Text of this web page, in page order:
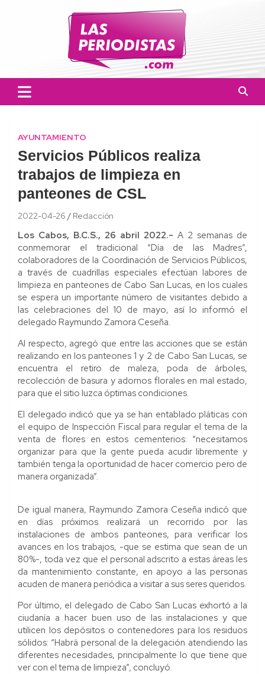
Las Periodistas
informado a la población.
AYUNTAMIENTO
Servicios Públicos realiza
trabajos de limpieza en
panteones de CSL
2022-04-26 Redacción
Los Cabos, B.C.S., 26 abril 2022.- A 2 semanas de
conmemorar el tradicional “Día de las Madres”,
colaboradores de la Coordinación de Servicios Públicos,
a través de cuadrillas especiales efectúan labores de
limpieza en panteones de Cabo San Lucas, en los cuales
se espera un importante número de visitantes debido a
las celebraciones del 10 de mayo, así lo informó el
delegado Raymundo Zamora Ceseña.
Al respecto, agregó que entre las acciones que se están
realizando en los panteones 1 y 2 de Cabo San Lucas, se
encuentra el retiro de maleza, poda de árboles,
recolección de basura y adornos florales en mal estado,
para que el sitio luzca óptimas condiciones.
El delegado indicó que ya se han entablado pláticas con
el equipo de Inspección Fiscal para regular el tema de la
venta de flores en estos cementerios: “necesitamos
organizar para que la gente pueda acudir libremente y
también tenga la oportunidad de hacer comercio pero de
manera organizada”.
De igual manera, Raymundo Zamora Ceseña indicó que
en días próximos realizará un recorrido por las
instalaciones de ambos panteones, para verificar los
avances en los trabajos, -que se estima que sean de un
80%-, toda vez que el personal adscrito a estas áreas les
da mantenimiento constante, en apoyo a las personas
acuden de manera periódica a visitar a sus seres queridos.
Por último, el delegado de Cabo San Lucas exhortó a la
ciudanía a hacer buen uso de las instalaciones y que
utilicen los depósitos o contenedores para los residuos
sólidos: “Habrá personal de la delegación atendiendo las
diferentes necesidades, principalmente lo que tiene que
ver con el tema de limpieza”, concluyó.